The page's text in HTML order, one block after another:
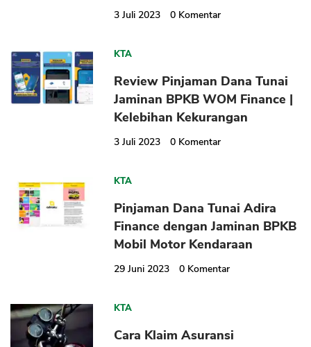
3 Juli 2023 0 Komentar
KTA
Review Pinjaman Dana Tunai
Jaminan BPKB WOM Finance |
Kelebihan Kekurangan
3 Juli 2023 0 Komentar
KTA
Pinjaman Dana Tunai Adira
Finance dengan Jaminan BPKB
Mobil Motor Kendaraan
29 Juni 2023 0 Komentar
KTA
Cara Klaim Asuransi